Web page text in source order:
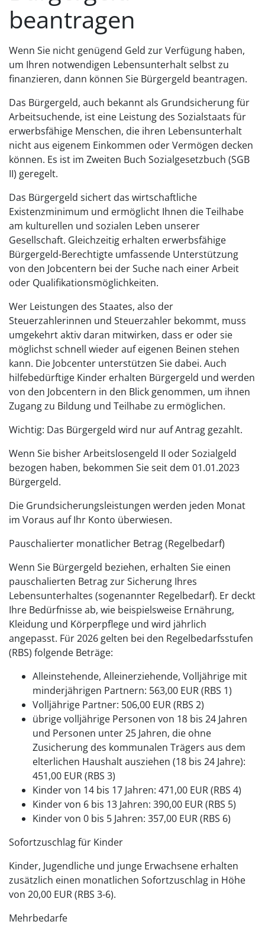
beantragen
Wenn Sie nicht genügend Geld zur Verfügung haben,
um Ihren notwendigen Lebensunterhalt selbst zu
finanzieren, dann können Sie Bürgergeld beantragen.
Das Bürgergeld, auch bekannt als Grundsicherung für
Arbeitsuchende, ist eine Leistung des Sozialstaats für
erwerbsfähige Menschen, die ihren Lebensunterhalt
nicht aus eigenem Einkommen oder Vermögen decken
können. Es ist im Zweiten Buch Sozialgesetzbuch (SGB
II) geregelt.
Das Bürgergeld sichert das wirtschaftliche
Existenzminimum und ermöglicht Ihnen die Teilhabe
am kulturellen und sozialen Leben unserer
Gesellschaft. Gleichzeitig erhalten erwerbsfähige
Bürgergeld-Berechtigte umfassende Unterstützung
von den Jobcentern bei der Suche nach einer Arbeit
oder Qualifikationsmöglichkeiten.
Wer Leistungen des Staates, also der
Steuerzahlerinnen und Steuerzahler bekommt, muss
umgekehrt aktiv daran mitwirken, dass er oder sie
möglichst schnell wieder auf eigenen Beinen stehen
kann. Die Jobcenter unterstützen Sie dabei. Auch
hilfebedürftige Kinder erhalten Bürgergeld und werden
von den Jobcentern in den Blick genommen, um ihnen
Zugang zu Bildung und Teilhabe zu ermöglichen.
Wichtig: Das Bürgergeld wird nur auf Antrag gezahlt.
Wenn Sie bisher Arbeitslosengeld II oder Sozialgeld
bezogen haben, bekommen Sie seit dem 01.01.2023
Bürgergeld.
Die Grundsicherungsleistungen werden jeden Monat
im Voraus auf Ihr Konto überwiesen.
Pauschalierter monatlicher Betrag (Regelbedarf)
Wenn Sie Bürgergeld beziehen, erhalten Sie einen
pauschalierten Betrag zur Sicherung Ihres
Lebensunterhaltes (sogenannter Regelbedarf). Er deckt
Ihre Bedürfnisse ab, wie beispielsweise Ernährung,
Kleidung und Körperpflege und wird jährlich
angepasst. Für 2026 gelten bei den Regelbedarfsstufen
(RBS) folgende Beträge:
Alleinstehende, Alleinerziehende, Volljährige mit
minderjährigen Partnern: 563,00 EUR (RBS 1)
Volljährige Partner: 506,00 EUR (RBS 2)
übrige volljährige Personen von 18 bis 24 Jahren
und Personen unter 25 Jahren, die ohne
Zusicherung des kommunalen Trägers aus dem
elterlichen Haushalt ausziehen (18 bis 24 Jahre):
451,00 EUR (RBS 3)
Kinder von 14 bis 17 Jahren: 471,00 EUR (RBS 4)
Kinder von 6 bis 13 Jahren: 390,00 EUR (RBS 5)
Kinder von 0 bis 5 Jahren: 357,00 EUR (RBS 6)
Sofortzuschlag für Kinder
Kinder, Jugendliche und junge Erwachsene erhalten
zusätzlich einen monatlichen Sofortzuschlag in Höhe
von 20,00 EUR (RBS 3-6).
Mehrbedarfe